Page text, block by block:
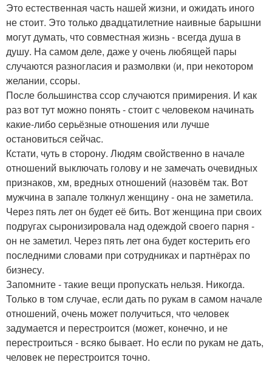
Это естественная часть нашей жизни, и ожидать иного
не стоит. Это только двадцатилетние наивные барышни
могут думать, что совместная жизнь - всегда душа в
душу. На самом деле, даже у очень любящей пары
случаются разногласия и размолвки (и, при некотором
желании, ссоры.
После большинства ссор случаются примирения. И как
раз вот тут можно понять - стоит с человеком начинать
какие-либо серьёзные отношения или лучше
остановиться сейчас.
Кстати, чуть в сторону. Людям свойственно в начале
отношений выключать голову и не замечать очевидных
признаков, хм, вредных отношений (назовём так. Вот
мужчина в запале толкнул женщину - она не заметила.
Через пять лет он будет её бить. Вот женщина при своих
подругах сыронизировала над одеждой своего парня -
он не заметил. Через пять лет она будет костерить его
последними словами при сотрудниках и партнёрах по
бизнесу.
Запомните - такие вещи пропускать нельзя. Никогда.
Только в том случае, если дать по рукам в самом начале
отношений, очень может получиться, что человек
задумается и перестроится (может, конечно, и не
перестроиться - всяко бывает. Но если по рукам не дать,
человек не перестроится точно.